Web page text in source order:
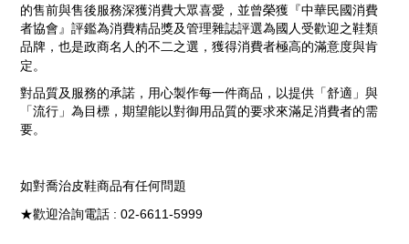
的售前與售後服務深獲消費大眾喜愛，並曾榮獲『中華民國消費
者協會』評鑑為消費精品獎及管理雜誌評選為國人受歡迎之鞋類
品牌，也是政商名人的不二之選，獲得消費者極高的滿意度與肯
定。
對品質及服務的承諾，用心製作每一件商品，以提供「舒適」與
「流行」為目標，期望能以對御用品質的要求來滿足消費者的需
要。
如對喬治皮鞋商品有任何問題
★歡迎洽詢電話 : 02-6611-5999